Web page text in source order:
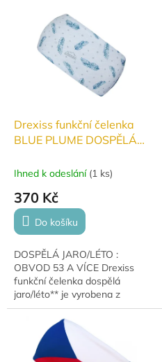
Perfektní volba pro běžce,...
Drexiss funkční čelenka
BLUE PLUME DOSPĚLÁ
Ihned k odeslání (1 ks)
370 Kč
Do košíku
DOSPĚLÁ JARO/LÉTO :
OBVOD 53 A VÍCE Drexiss
funkční čelenka dospělá
jaro/léto** je vyrobena z
lehkého funkčního úpletu,
který skvěle odvádí pot.
Perfektní volba pro běžce,...